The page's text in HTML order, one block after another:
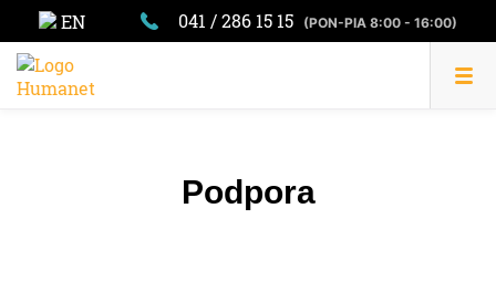
EN 041 / 286 15 15 (PON-PIA 8:00 - 16:00)
Podpora